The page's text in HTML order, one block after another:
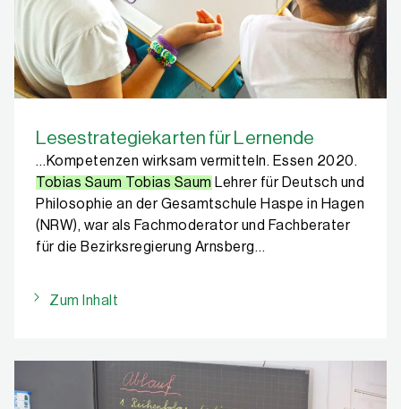
Lesestrategiekarten für Lernende
…Kompetenzen wirksam vermitteln. Essen 2020.
Tobias Saum Tobias Saum Lehrer für Deutsch und
Philosophie an der Gesamtschule Haspe in Hagen
(NRW), war als Fachmoderator und Fachberater
für die Bezirksregierung Arnsberg…
Zum Inhalt